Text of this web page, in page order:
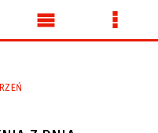
Menu
Menu